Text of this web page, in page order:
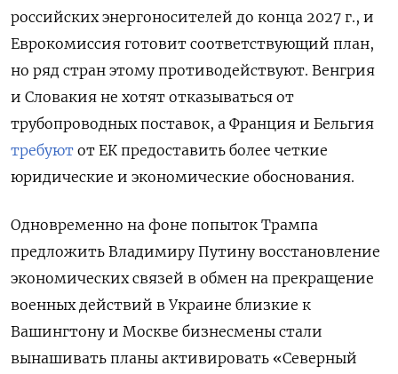
российских энергоносителей до конца 2027 г., и
Еврокомиссия готовит соответствующий план,
но ряд стран этому противодействуют. Венгрия
и Словакия не хотят отказываться от
трубопроводных поставок, а Франция и Бельгия
требуют от ЕК предоставить более четкие
юридические и экономические обоснования.
Одновременно на фоне попыток Трампа
предложить Владимиру Путину восстановление
экономических связей в обмен на прекращение
военных действий в Украине близкие к
Вашингтону и Москве бизнесмены стали
вынашивать планы активировать «Северный